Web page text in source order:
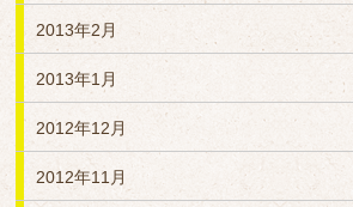
2013年2月
2013年1月
2012年12月
2012年11月